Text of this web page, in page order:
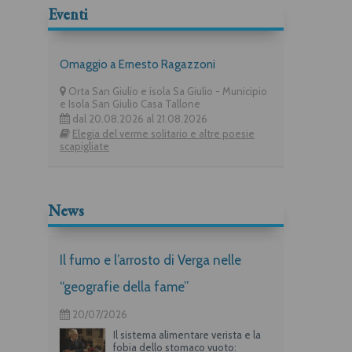
Eventi
Omaggio a Ernesto Ragazzoni
Orta San Giulio e isola Sa Giulio - Municipio
e Isola San Giulio Casa Tallone
dal 20.08.2026 al 21.08.2026
Elegia del verme solitario e altre poesie
scapigliate
News
Il fumo e l’arrosto di Verga nelle
“geografie della fame”
20/07/2026
Il sistema alimentare verista e la
fobia dello stomaco vuoto: